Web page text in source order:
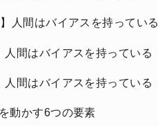
】人間はバイアスを持っている
人間はバイアスを持っている
人間はバイアスを持っている
動かす6つの要素